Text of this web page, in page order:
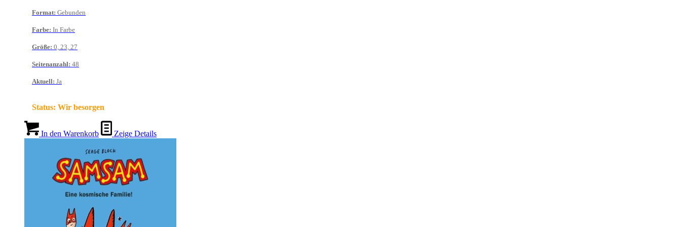
Format: Gebunden
Farbe: In Farbe
Größe: 0, 23, 27
Seitenanzahl: 48
Aktuell: Ja
Status: Wir besorgen
In den Warenkorb Zeige Details